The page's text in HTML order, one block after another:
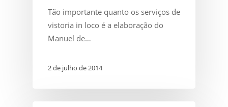
clientesTão importante quanto os serviços de
vistoria in loco é a elaboração do
Manuel de…
2 de julho de 2014